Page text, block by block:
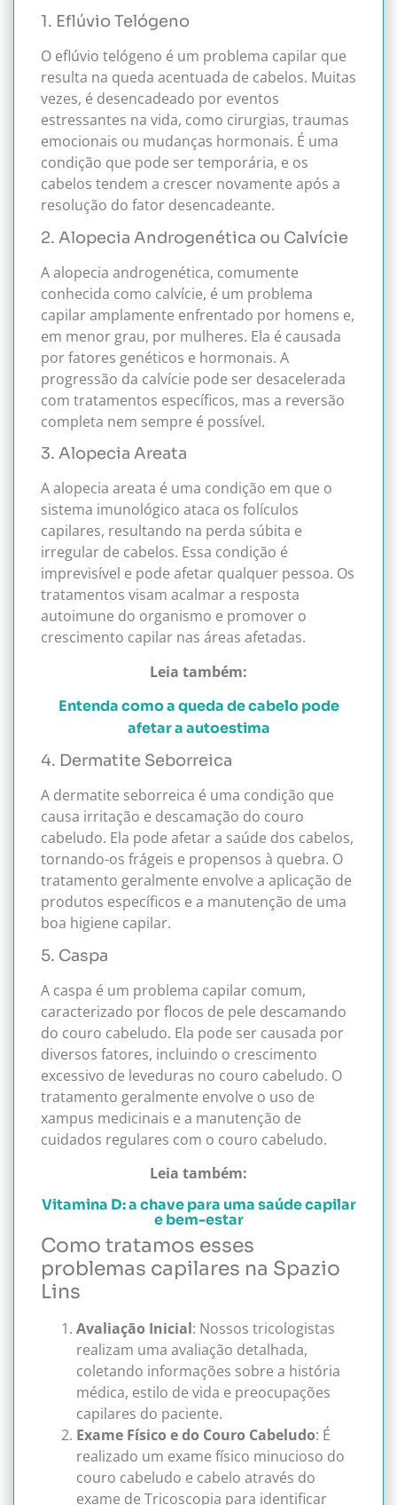
1. Eflúvio Telógeno
O eflúvio telógeno é um problema capilar que
resulta na queda acentuada de cabelos. Muitas
vezes, é desencadeado por eventos
estressantes na vida, como cirurgias, traumas
emocionais ou mudanças hormonais. É uma
condição que pode ser temporária, e os
cabelos tendem a crescer novamente após a
resolução do fator desencadeante.
2. Alopecia Androgenética ou Calvície
A alopecia androgenética, comumente
conhecida como calvície, é um problema
capilar amplamente enfrentado por homens e,
em menor grau, por mulheres. Ela é causada
por fatores genéticos e hormonais. A
progressão da calvície pode ser desacelerada
com tratamentos específicos, mas a reversão
completa nem sempre é possível.
3. Alopecia Areata
A alopecia areata é uma condição em que o
sistema imunológico ataca os folículos
capilares, resultando na perda súbita e
irregular de cabelos. Essa condição é
imprevisível e pode afetar qualquer pessoa. Os
tratamentos visam acalmar a resposta
autoimune do organismo e promover o
crescimento capilar nas áreas afetadas.
Leia também:
Entenda como a queda de cabelo pode
afetar a autoestima
4. Dermatite Seborreica
A dermatite seborreica é uma condição que
causa irritação e descamação do couro
cabeludo. Ela pode afetar a saúde dos cabelos,
tornando-os frágeis e propensos à quebra. O
tratamento geralmente envolve a aplicação de
produtos específicos e a manutenção de uma
boa higiene capilar.
5. Caspa
A caspa é um problema capilar comum,
caracterizado por flocos de pele descamando
do couro cabeludo. Ela pode ser causada por
diversos fatores, incluindo o crescimento
excessivo de leveduras no couro cabeludo. O
tratamento geralmente envolve o uso de
xampus medicinais e a manutenção de
cuidados regulares com o couro cabeludo.
Leia também:
Vitamina D: a chave para uma saúde capilar
e bem-estar
Como tratamos esses
problemas capilares na Spazio
Lins
Avaliação Inicial: Nossos tricologistas
realizam uma avaliação detalhada,
coletando informações sobre a história
médica, estilo de vida e preocupações
capilares do paciente.
Exame Físico e do Couro Cabeludo: É
realizado um exame físico minucioso do
couro cabeludo e cabelo através do
exame de Tricoscopia para identificar